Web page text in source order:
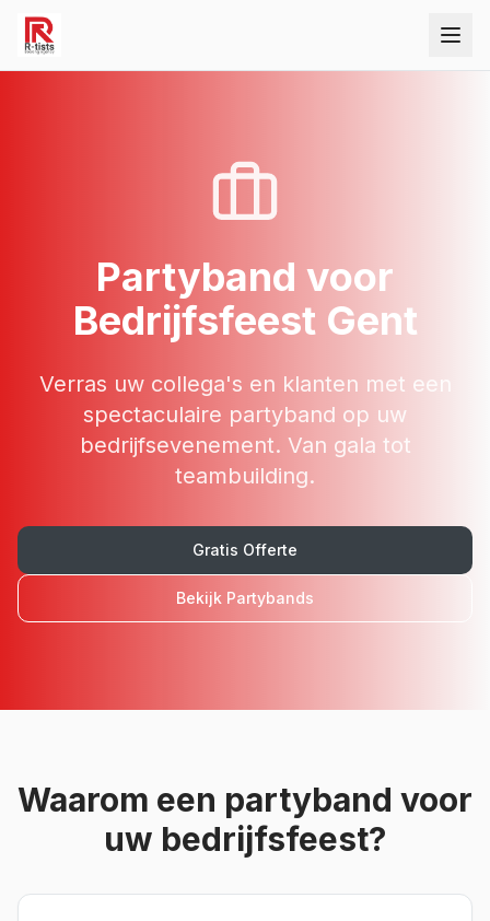
Partyband voor
BedrijfsfeestGent
Verras uw collega's en klanten met een
spectaculaire partyband op uw
bedrijfsevenement. Van gala tot
teambuilding.
Gratis Offerte
Bekijk Partybands
Waarom een partyband voor
uw bedrijfsfeest?